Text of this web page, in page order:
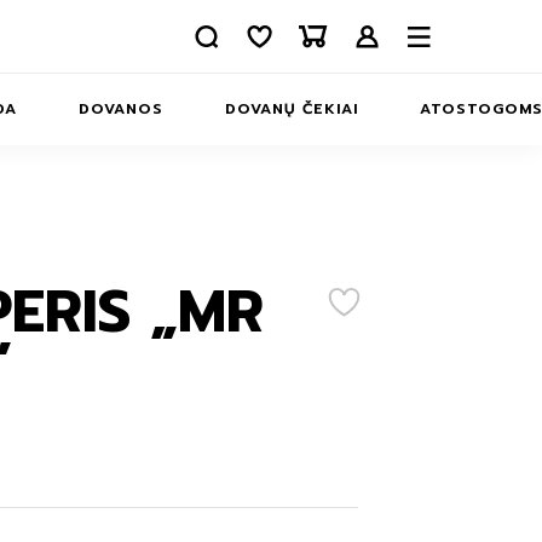
DOVANOS DOVANŲ ČEKIAI ATOSTOGOMS
„MR